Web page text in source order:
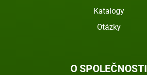
Katalogy
Otázky
O SPOLEČNOSTI